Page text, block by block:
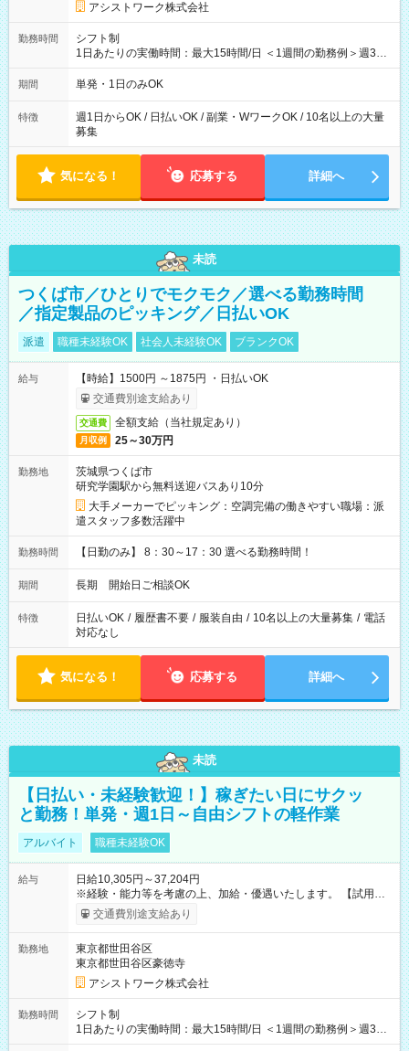
アシストワーク株式会社
勤務時間
シフト制
1日あたりの実働時間：最大15時間/日 ＜1週間の勤務例＞週3回
勤務 勤務：月・水・金 休み：火・木・土・日 好きな時にお仕事
可能です！ ※1日あたりの最大実働時間は日勤、夜勤共に勤務し
期間 単発・1日のみOK
特徴
週1日からOK / 日払いOK / 副業・WワークOK / 10名以上の大量
募集
気になる！ 応募する 詳細へ
未読
つくば市／ひとりでモクモク／選べる勤務時間
／指定製品のピッキング／日払いOK
派遣 職種未経験OK 社会人未経験OK ブランクOK
給与
【時給】1500円 ～1875円 ・日払いOK
交通費別途支給あり
交通費 全額支給（当社規定あり）
月収例 25～30万円
勤務地
茨城県つくば市
研究学園駅から無料送迎バスあり10分
大手メーカーでピッキング：空調完備の働きやすい職場：派
遣スタッフ多数活躍中
勤務時間 【日勤のみ】 8：30～17：30 選べる勤務時間！
期間 長期 開始日ご相談OK
特徴 日払いOK / 履歴書不要 / 服装自由 / 10名以上の大量募集 / 電話
対応なし
気になる！ 応募する 詳細へ
未読
【日払い・未経験歓迎！】稼ぎたい日にサクッ
と勤務！単発・週1日～自由シフトの軽作業
アルバイト 職種未経験OK
給与
日給10,305円～37,204円
※経験・能力等を考慮の上、加給・優遇いたします。 【試用期
間】試用期間なし
交通費別途支給あり
勤務地
東京都世田谷区
東京都世田谷区豪徳寺
アシストワーク株式会社
勤務時間
シフト制
1日あたりの実働時間：最大15時間/日 ＜1週間の勤務例＞週3回
勤務 勤務：月・水・金 休み：火・木・土・日 好きな時にお仕事